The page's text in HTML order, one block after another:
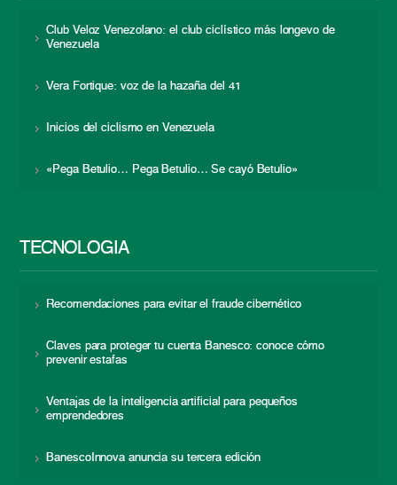
Club Veloz Venezolano: el club ciclístico más longevo de
Venezuela
Vera Fortique: voz de la hazaña del 41
Inicios del ciclismo en Venezuela
«Pega Betulio… Pega Betulio… Se cayó Betulio»
TECNOLOGÍA
Recomendaciones para evitar el fraude cibernético
Claves para proteger tu cuenta Banesco: conoce cómo
prevenir estafas
Ventajas de la inteligencia artificial para pequeños
emprendedores
BanescoInnova anuncia su tercera edición